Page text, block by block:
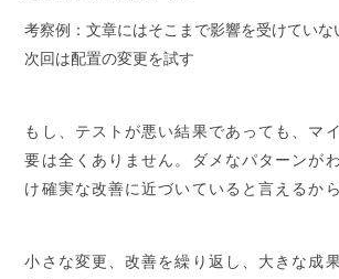
考察例：文章にはそこまで影響を受けていな
次回は配置の変更を試す
もし、テストが悪い結果であっても、マ
要は全くありません。ダメなパターンが
け確実な改善に近づいていると言えるから
小さな変更、改善を繰り返し、大きな成